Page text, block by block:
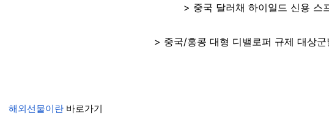
> 중국 달러채 하이일드 신용 스
> 중국/홍콩 대형 디밸로퍼 규제 대상
해외선물이란 바로가기